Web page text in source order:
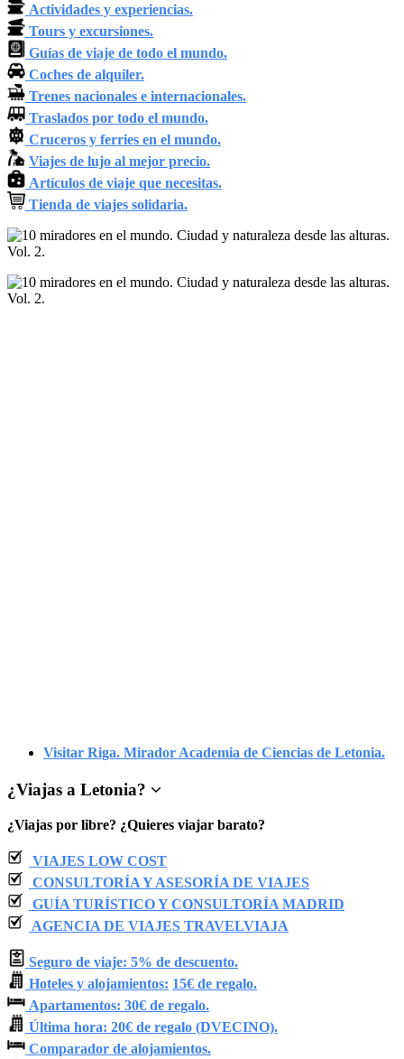
Actividades y experiencias.
Tours y excursiones.
Guías de viaje de todo el mundo.
Coches de alquiler.
Trenes nacionales e internacionales.
Traslados por todo el mundo.
Cruceros y ferries en el mundo.
Viajes de lujo al mejor precio.
Artículos de viaje que necesitas.
Tienda de viajes solidaria.
Visitar Riga. Mirador Academia de Ciencias de Letonia.
¿Viajas a Letonia?
¿Viajas por libre? ¿Quieres viajar barato?
VIAJES LOW COST
CONSULTORÍA Y ASESORÍA DE VIAJES
GUÍA TURÍSTICO Y CONSULTORÍA MADRID
AGENCIA DE VIAJES TRAVELVIAJA
Seguro de viaje: 5% de descuento.
Hoteles y alojamientos: 15€ de regalo.
Apartamentos: 30€ de regalo.
Última hora: 20€ de regalo (DVECINO).
Comparador de alojamientos.